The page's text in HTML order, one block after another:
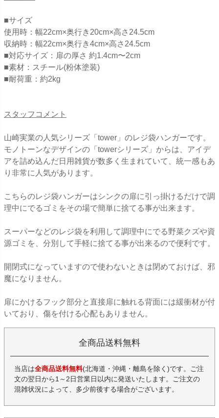
■サイズ
使用時：幅22cm×奥行き20cm×高さ24.5cm
収納時：幅22cm×奥行き4cm×高さ24.5cm
■対応サイズ：扉の厚さ 約1.4cm〜2cm
■素材：スチール(粉体塗装)
■耐荷重：約2kg
スタッフコメント
山崎実業の人気シリーズ「tower」のレジ袋ハンガーです。
モノトーンなデザインの「towerシリーズ」からは、アイデ
アを詰め込んだ日用雑貨が数多く生まれていて、統一感もあ
り非常に人気があります。
こちらのレジ袋ハンガーはシンクの扉に引っ掛けるだけで調
理中にでるゴミをその場で簡単に捨てる事が出来ます。
スーパーなどのレジ袋を利用して調理中にでる野菜クズや資
源ゴミを、分別して手軽に捨てる事が出来るので便利です。
開閉式になっていますので使わないときは閉めておけば、邪
魔になりません。
扉にかけるフック部分と直接扉に触れる背面には緩衝材が付
いており、傷を付ける心配もありません。
全商品送料無料
当店は全商品送料無料(北海道・沖縄・離島を除く)です。ご注
文の翌日から1～2日営業日以内に発送いたします。ご注文の
混雑状況によって、多少前後する場合がございます。